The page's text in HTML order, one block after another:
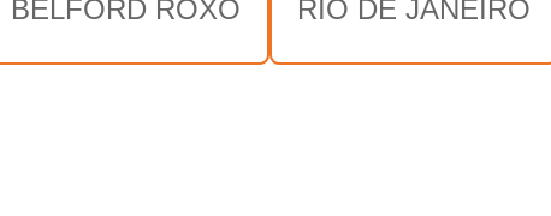
BELFORD ROXO RIO DE JANEIRO